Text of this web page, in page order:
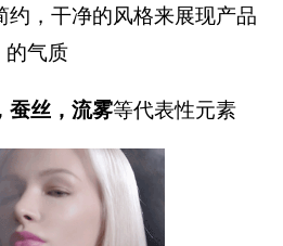
约，干净的风格来展现产品
的气质
蚕丝，流雾等代表性元素